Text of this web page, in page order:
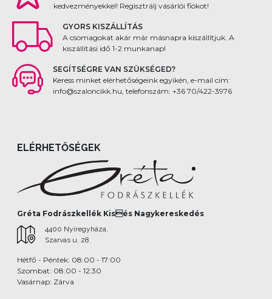
kedvezményekkel! Regisztrálj vásárlói fiókot!
GYORS KISZÁLLÍTÁS
A csomagokat akár már másnapra kiszállítjuk. A
kiszállítási idő 1-2 munkanap!
SEGÍTSÉGRE VAN SZÜKSÉGED?
Keress minket elérhetőségeink egyikén, e-mail cím:
info@szaloncikk.hu, telefonszám: +36 70/422-3976
ELÉRHETŐSÉGEK
Gréta Fodrászkellék Kisés Nagykereskedés
4400 Nyíregyháza,
Szarvas u. 28.
Hétfő - Péntek: 08:00 - 17:00
Szombat: 08:00 - 12:30
Vasárnap: Zárva